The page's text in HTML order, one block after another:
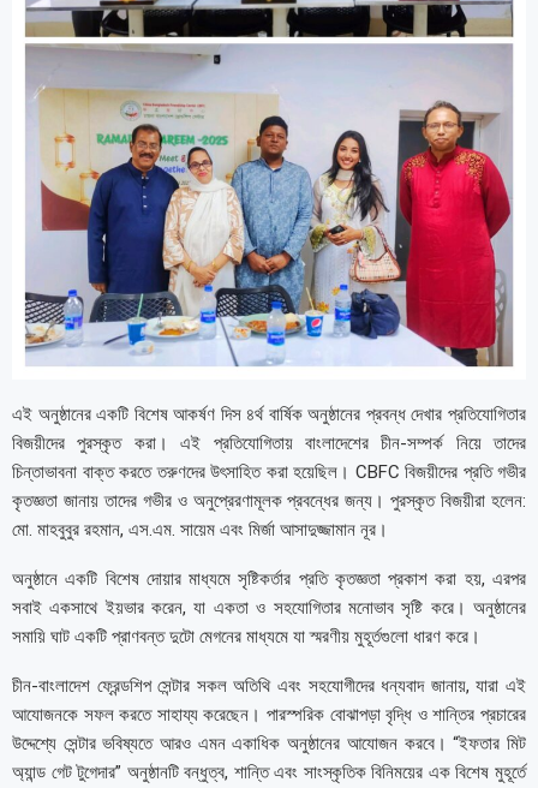
এই অনুষ্ঠানের একটি বিশেষ আকর্ষণ দিস ৪র্থ বার্ষিক অনুষ্ঠানের প্রবন্ধ দেখার প্রতিযোগিতার
বিজয়ীদের পুরস্কৃত করা। এই প্রতিযোগিতায় বাংলাদেশের চীন-সম্পর্ক নিয়ে তাদের
চিন্তাভাবনা বাক্ত করতে তরুণদের উৎসাহিত করা হয়েছিল। CBFC বিজয়ীদের প্রতি গভীর
কৃতজ্ঞতা জানায় তাদের গভীর ও অনুপ্রেরণামূলক প্রবন্ধের জন্য। পুরস্কৃত বিজয়ীরা হলেন:
মো. মাহবুবুর রহমান, এস.এম. সায়েম এবং মির্জা আসাদুজ্জামান নূর।
অনুষ্ঠানে একটি বিশেষ দোয়ার মাধ্যমে সৃষ্টিকর্তার প্রতি কৃতজ্ঞতা প্রকাশ করা হয়, এরপর
সবাই একসাথে ইয়ভার করেন, যা একতা ও সহযোগিতার মনোভাব সৃষ্টি করে। অনুষ্ঠানের
সমায়ি ঘাট একটি প্রাণবন্ত দুটো মেগনের মাধ্যমে যা স্মরণীয় মুহূর্তগুলো ধারণ করে।
চীন-বাংলাদেশ ফ্রেন্ডশিপ সেন্টার সকল অতিথি এবং সহযোগীদের ধন্যবাদ জানায়, যারা এই
আযোজনকে সফল করতে সাহায্য করেছেন। পারস্পরিক বোঝাপড়া বৃদ্ধি ও শান্তির প্রচারের
উদ্দেশ্যে সেন্টার ভবিষ্যতে আরও এমন একাধিক অনুষ্ঠানের আযোজন করবে। “ইফতার মিট
অ্যান্ড গেট টুগেদার” অনুষ্ঠানটি বন্ধুত্ব, শান্তি এবং সাংস্কৃতিক বিনিময়ের এক বিশেষ মুহূর্তে